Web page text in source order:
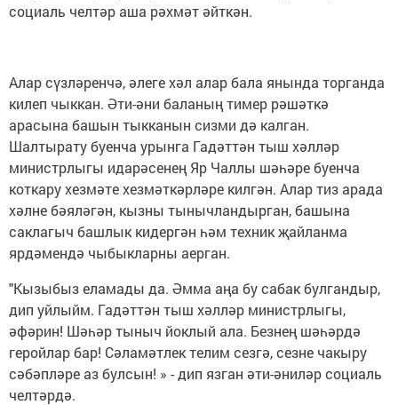
социаль челтәр аша рәхмәт әйткән.
Алар сүзләренчә, әлеге хәл алар бала янында торганда
килеп чыккан. Әти-әни баланың тимер рәшәткә
арасына башын тыкканын сизми дә калган.
Шалтырату буенча урынга Гадәттән тыш хәлләр
министрлыгы идарәсенең Яр Чаллы шәһәре буенча
коткару хезмәте хезмәткәрләре килгән. Алар тиз арада
хәлне бәяләгән, кызны тынычландырган, башына
саклагыч башлык кидергән һәм техник җайланма
ярдәмендә чыбыкларны аерган.
"Кызыбыз еламады да. Әмма аңа бу сабак булгандыр,
дип уйлыйм. Гадәттән тыш хәлләр министрлыгы,
әфәрин! Шәһәр тыныч йоклый ала. Безнең шәһәрдә
геройлар бар! Сәламәтлек телим сезгә, сезне чакыру
сәбәпләре аз булсын! » - дип язган әти-әниләр социаль
челтәрдә.